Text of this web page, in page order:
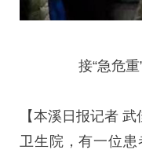
接“急危
【本溪日报记者
卫生院，有一位